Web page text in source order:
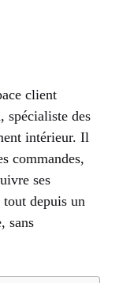
client
spécialiste des
intérieur. Il
commandes,
ses
depuis un
sans